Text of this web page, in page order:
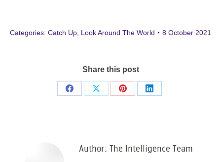
Categories: Catch Up Look Around The World 8 October 2021
Share this post
Share
Share
Share
Share
Author: The Intelligence Team